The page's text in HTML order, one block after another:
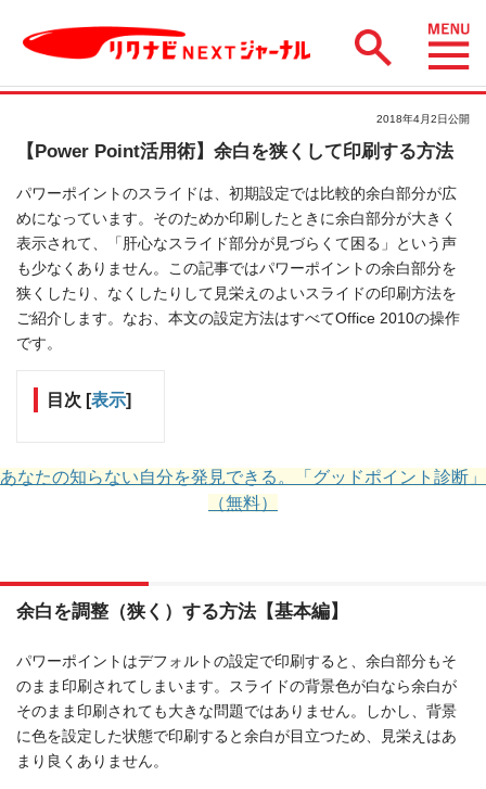
2018年4月2日公開
【Power Point活用術】余白を狭くして印刷する方法
パワーポイントのスライドは、初期設定では比較的余白部分が広
めになっています。そのためか印刷したときに余白部分が大きく
表示されて、「肝心なスライド部分が見づらくて困る」という声
も少なくありません。この記事ではパワーポイントの余白部分を
狭くしたり、なくしたりして見栄えのよいスライドの印刷方法を
ご紹介します。なお、本文の設定方法はすべてOffice 2010の操作
です。
目次 [表示]
あなたの知らない自分を発見できる。「グッドポイント診断」
（無料）
余白を調整（狭く）する方法【基本編】
パワーポイントはデフォルトの設定で印刷すると、余白部分もそ
のまま印刷されてしまいます。スライドの背景色が白なら余白が
そのまま印刷されても大きな問題ではありません。しかし、背景
に色を設定した状態で印刷すると余白が目立つため、見栄えはあ
まり良くありません。